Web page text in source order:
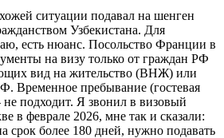
ситуации подавал на шенген
Узбекистана. Для
есть нюанс. Посольство Франции в
на визу только от граждан РФ
вид на жительство (ВНЖ) или
Временное пребывание (гостевая
подходит. Я звонил в визовый
в феврале 2026, мне так и сказали:
срок более 180 дней, нужно подавать